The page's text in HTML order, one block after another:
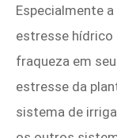
Especialmente
estresse hídrico
fraqueza em
estresse da
sistema de